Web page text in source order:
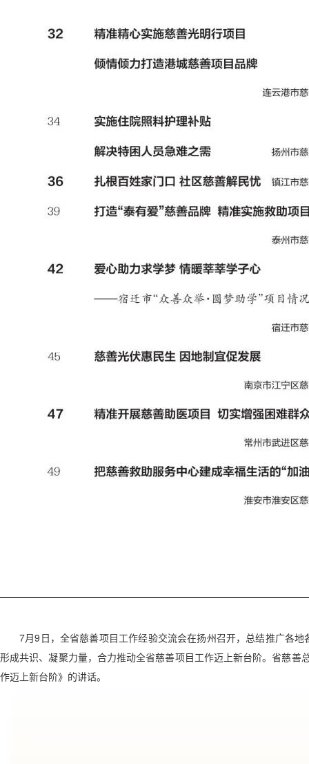
7月9日，全省慈善项目工作经验交流会在扬州召开，总结推广各
形成共识、凝聚力量，合力推动全省慈善项目工作迈上新台阶。省慈
作迈上新台阶》的讲话。